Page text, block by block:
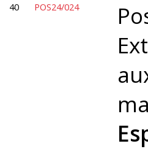
40
POS24/024